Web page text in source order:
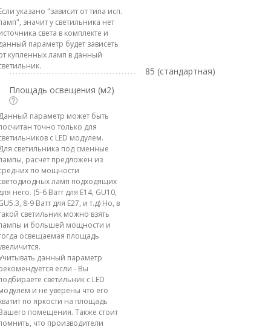
указано "зависит от типа исп.
значит у светильника нет
света в комплекте и
параметр будет зависеть
купленных ламп в данный
85 (стандартная)
Площадь освещения (м2)
параметр может быть
точно только для
с LED модулем.
светильника под сменные
расчет предложен из
по мощности
ламп подходящих
него. (5-6 Ватт для E14, GU10,
8-9 Ватт для E27, и т.д) Но, в
светильник можно взять
и большей мощности и
освещаемая площадь
данный параметр
если - Вы
светильник с LED
и не уверены что его
по яркости на площадь
помещения. Также стоит
что производители